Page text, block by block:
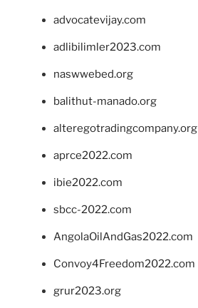
advocatevijay.com
adlibilimler2023.com
naswwebed.org
balithut-manado.org
alteregotradingcompany.org
aprce2022.com
ibie2022.com
sbcc-2022.com
AngolaOilAndGas2022.com
Convoy4Freedom2022.com
grur2023.org